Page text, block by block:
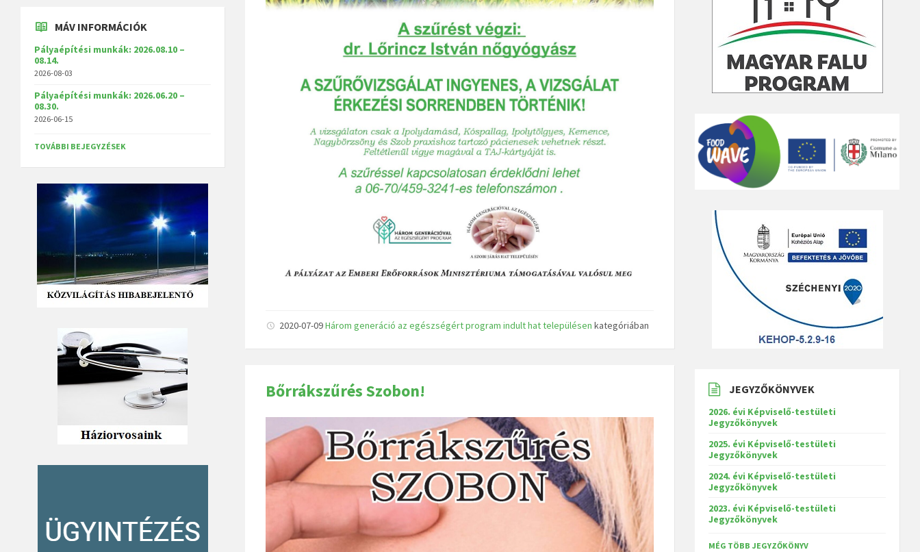
2020-07-09Három generáció az egészségért program indult hat településen kategóriában
Bőrrákszűrés Szobon!
MÁV INFORMÁCIÓK
Pályaépítési munkák: 2026.08.10 –
08.14.
2026-08-03
Pályaépítési munkák: 2026.06.20 –
08.30.
2026-06-15
TOVÁBBI BEJEGYZÉSEK
JEGYZŐKÖNYVEK
2026. évi Képviselő-testületi
Jegyzőkönyvek
2025. évi Képviselő-testületi
Jegyzőkönyvek
2024. évi Képviselő-testületi
Jegyzőkönyvek
2023. évi Képviselő-testületi
Jegyzőkönyvek
MÉG TÖBB JEGYZŐKÖNYV